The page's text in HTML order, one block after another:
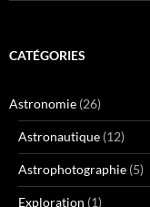
CATÉGORIES
Astronomie (26)
Astronautique (12)
Astrophotographie (5)
Exploration (1)